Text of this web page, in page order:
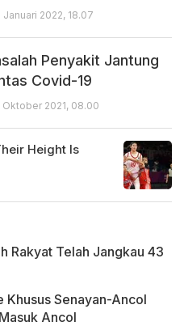
Januari 2022, 18.07
Penyakit Jantung
Covid-19
Oktober 2021, 08.00
Rakyat Telah Jangkau 43
Khusus Senayan-Ancol
Ancol